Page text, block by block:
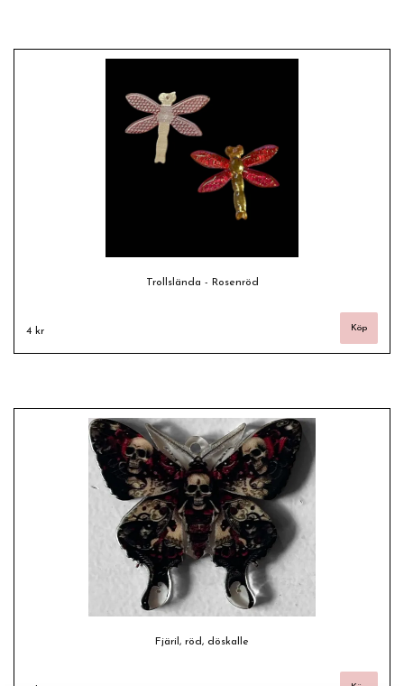
Trollslända - Rosenröd
4 kr
Fjäril, röd, döskalle